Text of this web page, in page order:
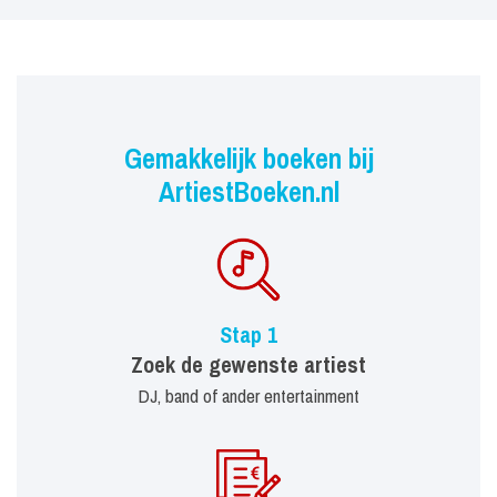
Gemakkelijk boeken bij
ArtiestBoeken.nl
Stap 1
Zoek de gewenste artiest
DJ, band of ander entertainment